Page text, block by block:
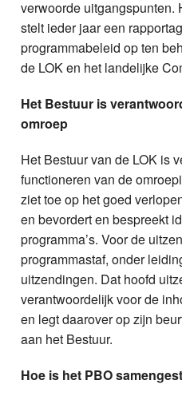
verwoorde uitgangspunten.
stelt ieder jaar een
programmabeleid op ten
de LOK en het landelijke
Het Bestuur is
omroep
Het Bestuur van de LOK is
functioneren van de
ziet toe op het goed
en bevordert en bespreekt
programma’s. Voor de
programmastaf, onder
uitzendingen. Dat hoofd
verantwoordelijk voor de
en legt daarover op zijn
aan het Bestuur.
Hoe is het PBO